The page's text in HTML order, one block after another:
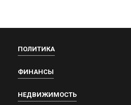
ПОЛИТИКА
ФИНАНСЫ
НЕДВИЖИМОСТЬ